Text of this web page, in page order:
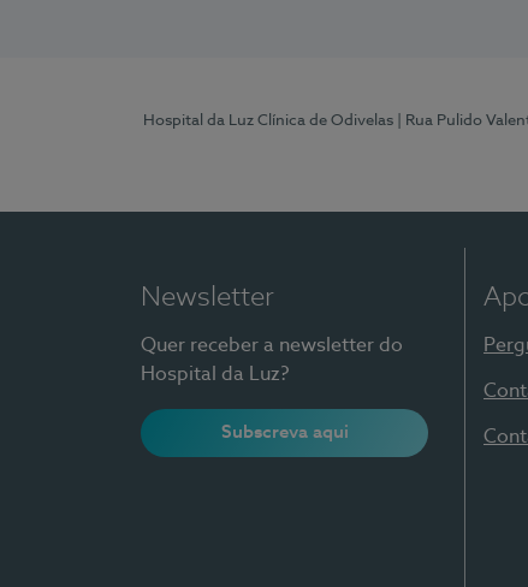
Hospital da Luz Clínica de Odivelas | Rua Pulido
Newsletter
Quer receber a newsletter do
Hospital da Luz?
Subscreva aqui